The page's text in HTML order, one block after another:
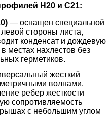
Н20 и С21:
— оснащен специальной
стороны листа,
конденсат и дождевую
местах нахлестов без
герметиков.
жесткий
волнами.
ребер жесткости
сопротивляемость
с небольшим углом